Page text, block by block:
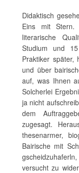
Didaktisch
Eins mit
literarische
Studium und
Praktiker
und über
auf, was Ihnen
Solcherlei
ja nicht
dem
zugesagt.
thesenarmer,
Bairische mit
versucht zu